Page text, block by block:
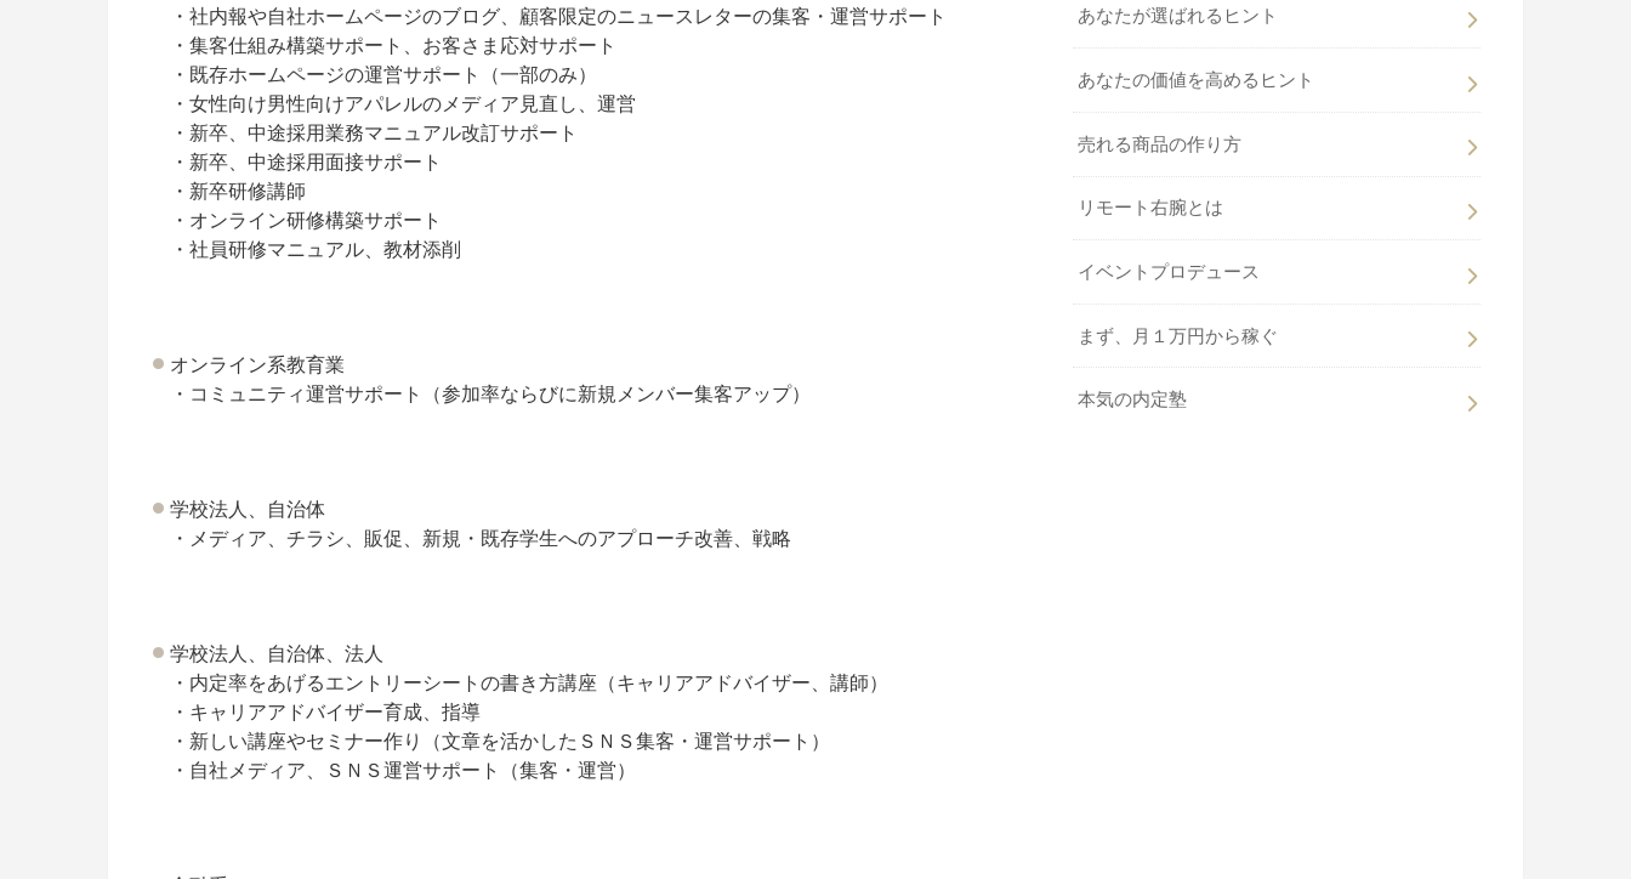
・社内報や自社ホームページのブログ、顧客限定のニュースレターの集客・運営サポート
・集客仕組み構築サポート、お客さま応対サポート
・既存ホームページの運営サポート（一部のみ）
・女性向け男性向けアパレルのメディア見直し、運営
・新卒、中途採用業務マニュアル改訂サポート
・新卒、中途採用面接サポート
・新卒研修講師
・オンライン研修構築サポート
・社員研修マニュアル、教材添削
オンライン系教育業
・コミュニティ運営サポート（参加率ならびに新規メンバー集客アップ）
学校法人、自治体
・メディア、チラシ、販促、新規・既存学生へのアプローチ改善、戦略
学校法人、自治体、法人
・内定率をあげるエントリーシートの書き方講座（キャリアアドバイザー、講師）
・キャリアアドバイザー育成、指導
・新しい講座やセミナー作り（文章を活かしたＳＮＳ集客・運営サポート）
・自社メディア、ＳＮＳ運営サポート（集客・運営）
あなたが選ばれるヒント
あなたの価値を高めるヒント
売れる商品の作り方
リモート右腕とは
イベントプロデュース
まず、月１万円から稼ぐ
本気の内定塾